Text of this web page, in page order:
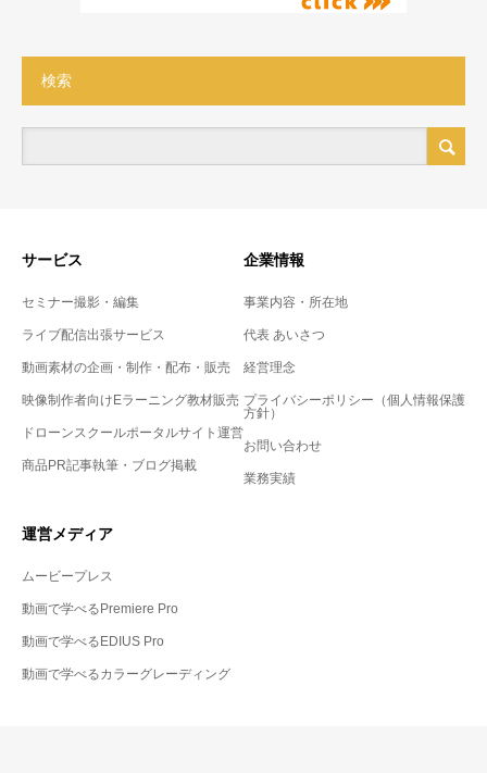
検索
サービス
セミナー撮影・編集
ライブ配信出張サービス
動画素材の企画・制作・配布・販売
映像制作者向けEラーニング教材販売
ドローンスクールポータルサイト運営
商品PR記事執筆・ブログ掲載
企業情報
事業内容・所在地
代表 あいさつ
経営理念
プライバシーポリシー（個人情報保護
方針）
お問い合わせ
業務実績
運営メディア
ムービープレス
動画で学べるPremiere Pro
動画で学べるEDIUS Pro
動画で学べるカラーグレーディング